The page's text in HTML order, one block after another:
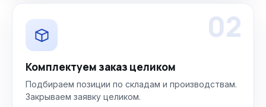
02
Комплектуем заказ целиком
Подбираем позиции по складам и производствам.
Закрываем заявку целиком.